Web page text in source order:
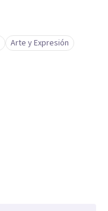
Arte y Expresión